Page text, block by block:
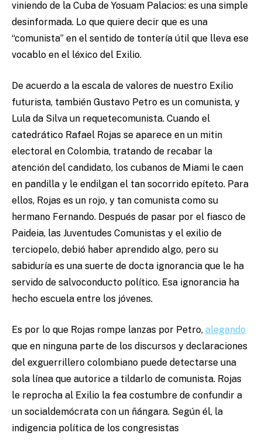
viniendo de la Cuba de Yosuam Palacios: es una simple
desinformada. Lo que quiere decir que es una
“comunista” en el sentido de tontería útil que lleva ese
vocablo en el léxico del Exilio.
De acuerdo a la escala de valores de nuestro Exilio
futurista, también Gustavo Petro es un comunista, y
Lula da Silva un requetecomunista. Cuando el
catedrático Rafael Rojas se aparece en un mitin
electoral en Colombia, tratando de recabar la
atención del candidato, los cubanos de Miami le caen
en pandilla y le endilgan el tan socorrido epíteto. Para
ellos, Rojas es un rojo, y tan comunista como su
hermano Fernando. Después de pasar por el fiasco de
Paideia, las Juventudes Comunistas y el exilio de
terciopelo, debió haber aprendido algo, pero su
sabiduría es una suerte de docta ignorancia que le ha
servido de salvoconducto político. Esa ignorancia ha
hecho escuela entre los jóvenes.
Es por lo que Rojas rompe lanzas por Petro, alegando
que en ninguna parte de los discursos y declaraciones
del exguerrillero colombiano puede detectarse una
sola línea que autorice a tildarlo de comunista. Rojas
le reprocha al Exilio la fea costumbre de confundir a
un socialdemócrata con un ñángara. Según él, la
indigencia política de los congresistas